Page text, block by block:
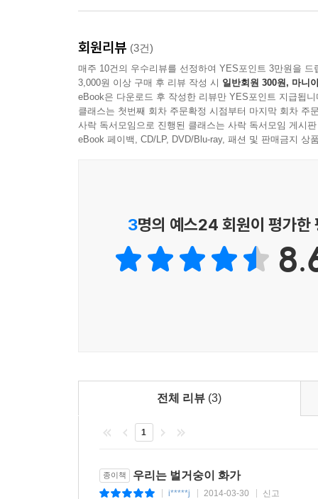
독뱀이 사는 섬으로 떠납니다.
낯익은 일상에서 아이들 앞에 문득 열린 환상 세
작가의 독창적 시선이 있습니다. 작가는 또 생활
않겠다던 아이들이 신나게 놀고 온몸을 더럽혀서
거침없는 선과 풍요로운 색의 향연
아이들의 그리는 행위에 담긴 순수한 유희와 표
회원리뷰 (3건)
매주 10건의 우수리뷰를 선정하여 YES포인트 3만원을 드
3,000원 이상 구매 후 리뷰 작성 시 일반회원 300원, 마니
eBook은 다운로드 후 작성한 리뷰만 YES포인트 지급됩니
클래스는 첫번째 회차 주문확정 시점부터 마지막 회차 주
사락 독서모임으로 진행된 클래스는 사락 독서모임 게시
eBook 페이백, CD/LP, DVD/Blu-ray, 패션 및 판매금지 상
3명의 예스24 회원이 평가한
전체 리뷰 (3)
1
종이책 우리는 벌거숭이 화가
i*****j 2014-03-30 신고